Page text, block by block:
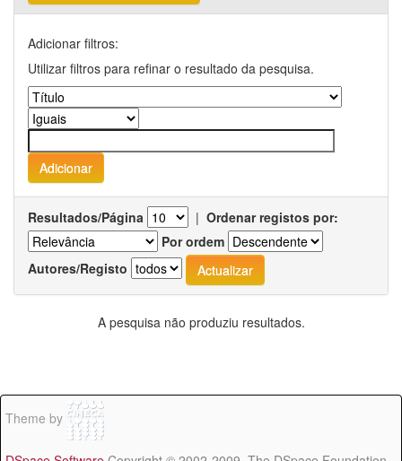
Adicionar filtros:
Utilizar filtros para refinar o resultado da pesquisa.
Resultados/Página | Ordenar registos por:
Por ordem
Autores/Registo
A pesquisa não produziu resultados.
Theme by